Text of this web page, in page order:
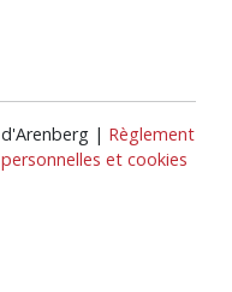
| Règlement
et cookies